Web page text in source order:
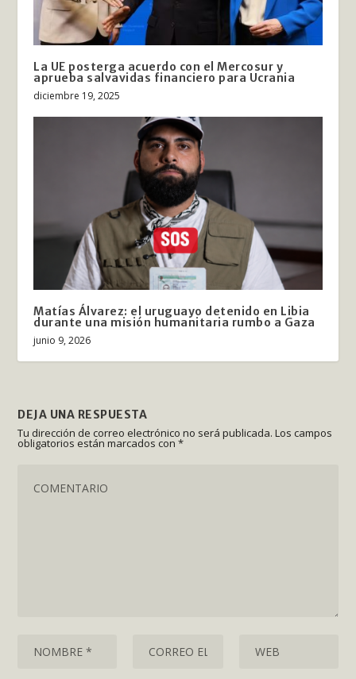
La UE posterga acuerdo con el Mercosur y
aprueba salvavidas financiero para Ucrania
diciembre 19, 2025
Matías Álvarez: el uruguayo detenido en Libia
durante una misión humanitaria rumbo a Gaza
junio 9, 2026
DEJA UNA RESPUESTA
Tu dirección de correo electrónico no será publicada. Los campos
obligatorios están marcados con*